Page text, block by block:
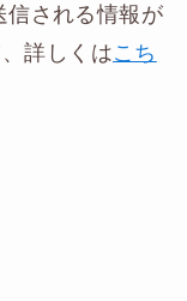
信される情報が
詳しくはこち